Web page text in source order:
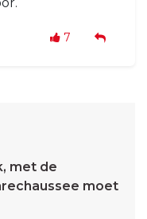
7
met de
moet